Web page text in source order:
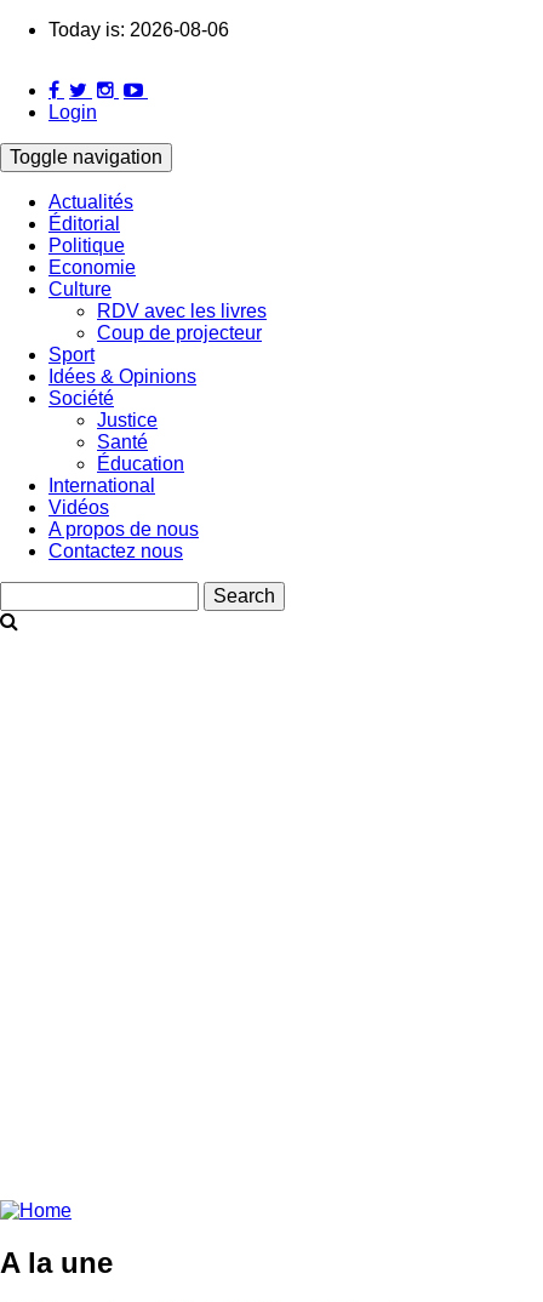
Skip
content
Today is: 2026-08-06
Login
Toggle navigation
Main
navigation
Actualités
Éditorial
Politique
Economie
Culture
RDV avec les livres
Coup de projecteur
Sport
Idées & Opinions
Société
Justice
Santé
Éducation
International
Vidéos
A propos de nous
Contactez nous
A la une